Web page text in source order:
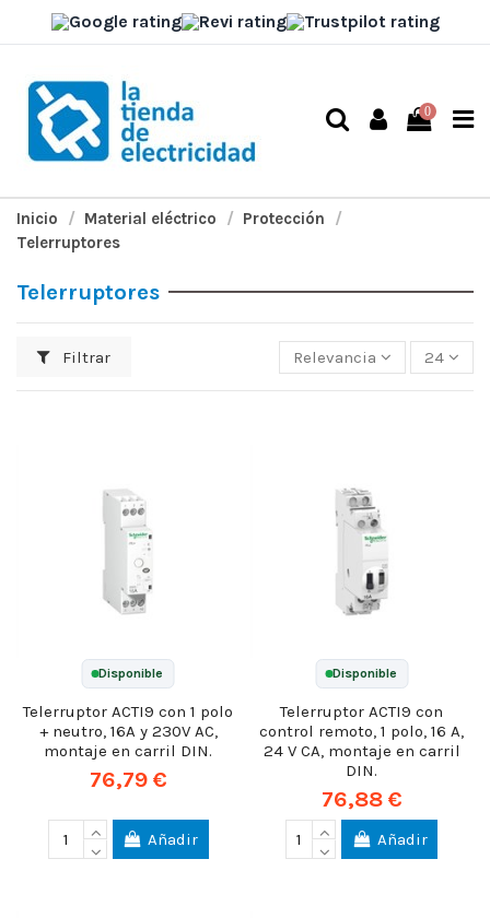
0
Inicio Material eléctrico
Protección
Telerruptores
Telerruptores
Filtrar Relevancia 24
Disponible
Telerruptor ACTI9 con 1 polo
+ neutro, 16A y 230V AC,
montaje en carril DIN.
76,79 €
Añadir
Disponible
Telerruptor ACTI9 con
control remoto, 1 polo, 16 A,
24 V CA, montaje en carril
DIN.
76,88 €
Añadir